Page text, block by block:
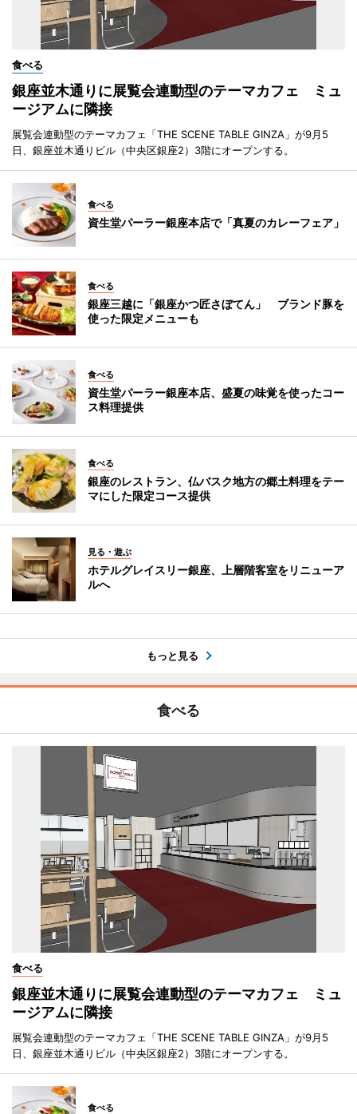
食べる
銀座並木通りに展覧会連動型のテーマカフェ ミュ
ージアムに隣接
展覧会連動型のテーマカフェ「THE SCENE TABLE GINZA」が9月5
日、銀座並木通りビル（中央区銀座2）3階にオープンする。
食べる
資生堂パーラー銀座本店で「真夏のカレーフェア」
食べる
銀座三越に「銀座かつ匠さぼてん」 ブランド豚を
使った限定メニューも
食べる
資生堂パーラー銀座本店、盛夏の味覚を使ったコー
ス料理提供
食べる
銀座のレストラン、仏バスク地方の郷土料理をテー
マにした限定コース提供
見る・遊ぶ
ホテルグレイスリー銀座、上層階客室をリニューア
ルへ
もっと見る
食べる
食べる
銀座並木通りに展覧会連動型のテーマカフェ ミュ
ージアムに隣接
展覧会連動型のテーマカフェ「THE SCENE TABLE GINZA」が9月5
日、銀座並木通りビル（中央区銀座2）3階にオープンする。
食べる